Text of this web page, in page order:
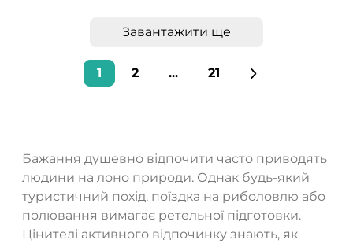
Завантажити ще
1 2 ... 21
Бажання душевно відпочити часто приводять
людини на лоно природи. Однак будь-який
туристичний похід, поїздка на риболовлю або
полювання вимагає ретельної підготовки.
Цінителі активного відпочинку знають, як